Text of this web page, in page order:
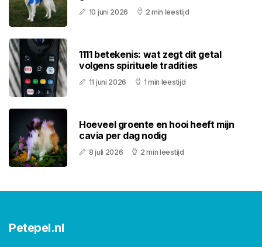
10 juni 2026 2 min leestijd
1111 betekenis: wat zegt dit getal
volgens spirituele tradities
11 juni 2026 1 min leestijd
Hoeveel groente en hooi heeft mijn
cavia per dag nodig
8 juli 2026 2 min leestijd
Petepel.nl